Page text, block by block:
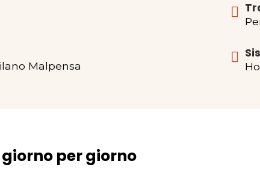
Malpensa
per giorno